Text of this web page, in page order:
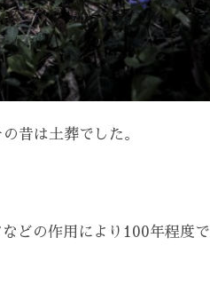
昔は土葬でした。
どの作用により100年程度で